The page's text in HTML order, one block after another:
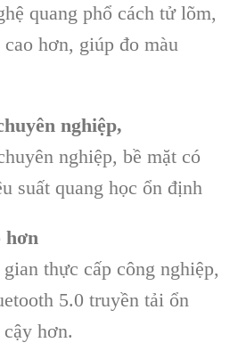
quang phổ cách tử lõm,
hơn, giúp đo màu
nghiệp,
nghiệp, bề mặt có
suất quang học ổn định
hơn
thực cấp công nghiệp,
5.0 truyền tải ổn
hơn.